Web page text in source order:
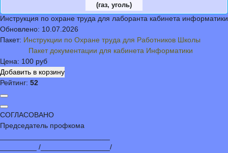
(газ, уголь)
Инструкция по охране труда для лаборанта кабинета информатики
Обновлено: 10.07.2026
Пакет: Инструкции по Охране труда для Работников Школы
Пакет документации для кабинета Информатики
Цена: 100 руб
Рейтинг: 52
СОГЛАСОВАНО
Председатель профкома
_________ /_________________/